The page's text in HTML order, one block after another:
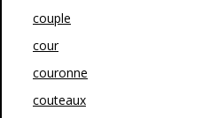
couple
cour
couronne
couteaux